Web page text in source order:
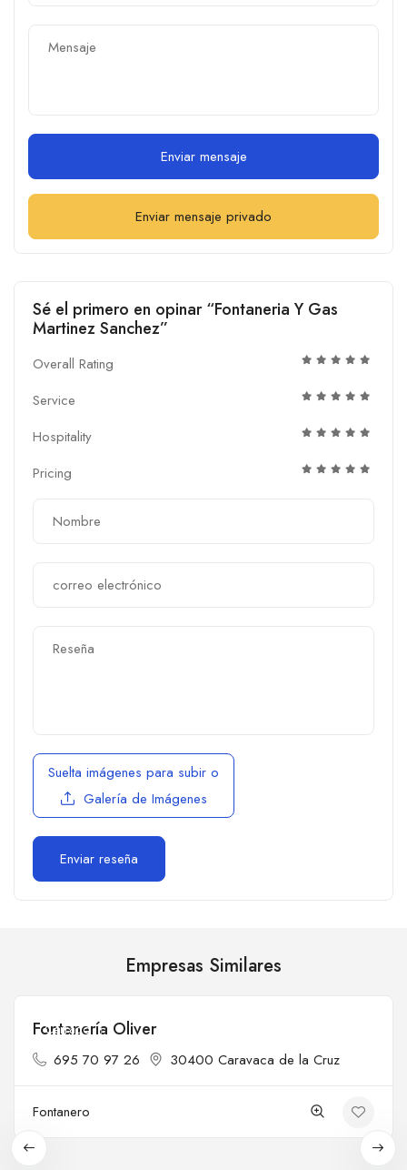
Enviar mensaje
Enviar mensaje privado
Sé el primero en opinar “Fontaneria Y Gas
Martinez Sanchez”
Overall Rating
Service
Hospitality
Pricing
Suelta imágenes para subir o
Galería de Imágenes
Empresas Similares
Cerrado
Fontanería Oliver
695 70 97 26 30400 Caravaca de la Cruz
Fontanero